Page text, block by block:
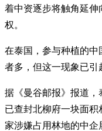
着中资逐步将触角延伸
权。
在泰国，参与种植的
者多，但这一现象已引
据《曼谷邮报》报道，
已查封北柳府一块面积
家涉嫌占用林地的中